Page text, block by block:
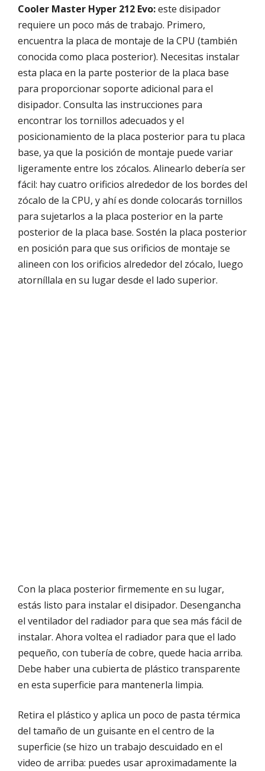
Cooler Master Hyper 212 Evo:este disipador
requiere un poco más de trabajo. Primero,
encuentra la placa de montaje de la CPU (también
conocida como placa posterior). Necesitas instalar
esta placa en la parte posterior de la placa base
para proporcionar soporte adicional para el
disipador. Consulta las instrucciones para
encontrar los tornillos adecuados y el
posicionamiento de la placa posterior para tu placa
base, ya que la posición de montaje puede variar
ligeramente entre los zócalos. Alinearlo debería ser
fácil: hay cuatro orificios alrededor de los bordes del
zócalo de la CPU, y ahí es donde colocarás tornillos
para sujetarlos a la placa posterior en la parte
posterior de la placa base. Sostén la placa posterior
en posición para que sus orificios de montaje se
alineen con los orificios alrededor del zócalo, luego
atorníllala en su lugar desde el lado superior.
Con la placa posterior firmemente en su lugar,
estás listo para instalar el disipador. Desengancha
el ventilador del radiador para que sea más fácil de
instalar. Ahora voltea el radiador para que el lado
pequeño, con tubería de cobre, quede hacia arriba.
Debe haber una cubierta de plástico transparente
en esta superficie para mantenerla limpia.
Retira el plástico y aplica un poco de pasta térmica
del tamaño de un guisante en el centro de la
superficie (se hizo un trabajo descuidado en el
video de arriba: puedes usar aproximadamente la